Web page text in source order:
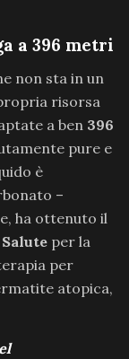
a 396 metri
non sta in un
risorsa
a ben 396
pure e
è
–
ha ottenuto il
per la
per
atopica,